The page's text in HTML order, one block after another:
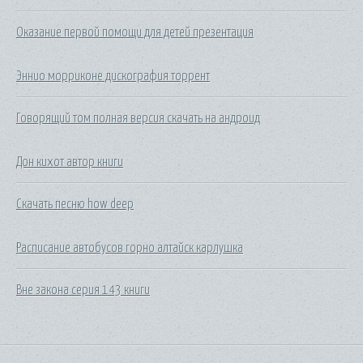
Оказание первой помощи для детей презентация
Эннио морриконе дискография торрент
Говорящий том полная версия скачать на андроид
Дон кихот автор книги
Скачать песню how deep
Расписание автобусов горно алтайск карлушка
Вне закона серия 143 книги